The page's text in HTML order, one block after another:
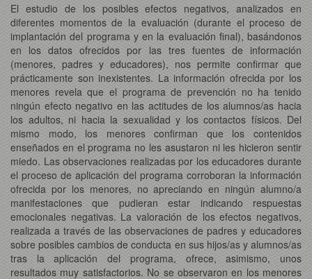
El estudio de los posibles efectos negativos, analizados en
diferentes momentos de la evaluación (durante el proceso de
implantación del programa y en la evaluación final), basándonos
en los datos ofrecidos por las tres fuentes de información
(menores, padres y educadores), nos permite confirmar que
prácticamente son inexistentes. La información ofrecida por los
menores revela que el programa de prevención no ha tenido
ningún efecto negativo en las actitudes de los alumnos/as hacia
los adultos, ni hacia la sexualidad y los contactos físicos. Del
mismo modo, los menores confirman que los contenidos
enseñados en el programa no les asustaron ni les hicieron sentir
miedo. Las observaciones realizadas por los educadores durante
el proceso de aplicación del programa corroboran la información
ofrecida por los menores, no apreciando en ningún alumno/a
manifestaciones que pudieran estar indicando respuestas
emocionales negativas. La valoración de los efectos negativos,
realizada a través de las observaciones de padres y educadores
sobre posibles cambios de conducta en sus hijos/as y alumnos/as
tras la aplicación del programa, ofrece, asimismo, unos
resultados muy satisfactorios. No se observaron en los menores